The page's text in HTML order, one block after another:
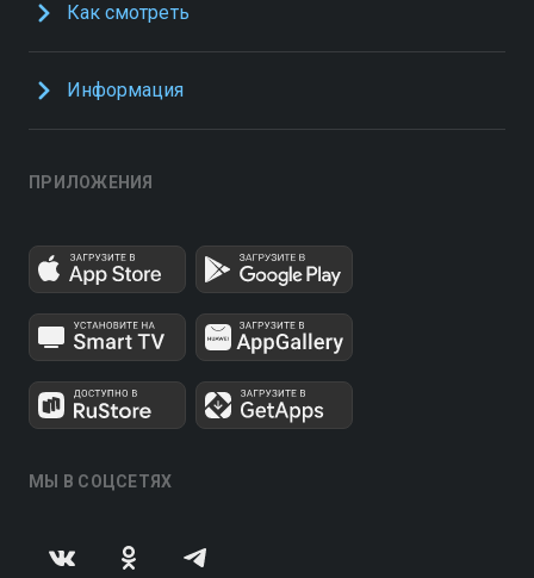
Как смотреть
Информация
ПРИЛОЖЕНИЯ
МЫ В СОЦСЕТЯХ